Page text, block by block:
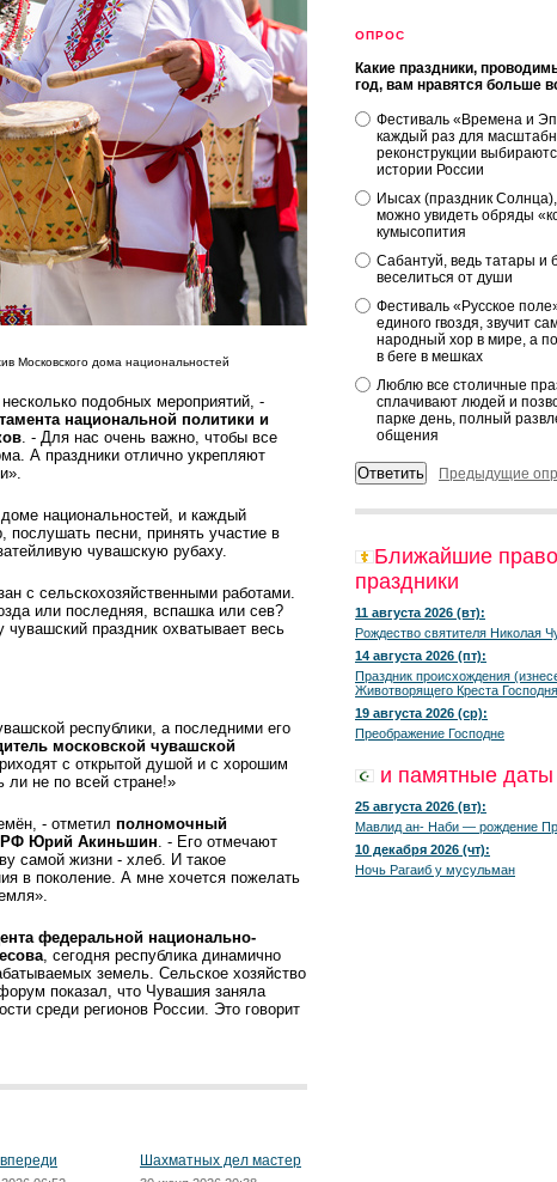
ОПРОС
Какие праздники,
год, вам нравятся больше
Фестиваль «Времена и
каждый раз для
реконструкции
истории России
Иысах (праздник
можно увидеть обряды
кумысопития
Сабантуй, ведь татары и
веселиться от души
Фестиваль «Русское
единого гвоздя, звучит
народный хор в мире, а
в беге в мешках
Люблю все столичные
сплачивают людей и
парке день, полный
общения
Предыдущие
Ближайшие
праздники
11 августа 2026 (вт):
Рождество святителя Николая
14 августа 2026 (пт):
Праздник происхождения
Животворящего Креста Господня
19 августа 2026 (ср):
Преображение Господне
и памятные даты
25 августа 2026 (вт):
Мавлид ан- Наби — рождение
10 декабря 2026 (чт):
Ночь Рагаиб у мусульман
Московского дома национальностей
подобных мероприятий, -
национальной политики и
. - Для нас очень важно, чтобы все
А праздники отлично укрепляют
национальностей, и каждый
послушать песни, принять участие в
чувашскую рубаху.
с сельскохозяйственными работами.
или последняя, вспашка или сев?
праздник охватывает весь
республики, а последними его
московской чувашской
с открытой душой и с хорошим
ли не по всей стране!»
- отметил полномочный
РФ Юрий Акиньшин. - Его отмечают
самой жизни - хлеб. И такое
в поколение. А мне хочется пожелать
федеральной национально-
, сегодня республика динамично
земель. Сельское хозяйство
показал, что Чувашия заняла
среди регионов России. Это говорит
Шахматных дел мастер